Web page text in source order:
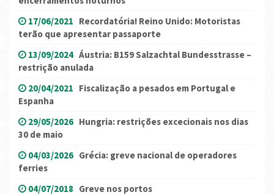
17/06/2021 Recordatória! Reino Unido: Motoristas
terão que apresentar passaporte
13/09/2024 Áustria: B159 Salzachtal Bundesstrasse –
restrição anulada
20/04/2021 Fiscalização a pesados em Portugal e
Espanha
29/05/2026 Hungria: restrições excecionais nos dias
30 de maio
04/03/2026 Grécia: greve nacional de operadores
ferries
04/07/2018 Greve nos portos